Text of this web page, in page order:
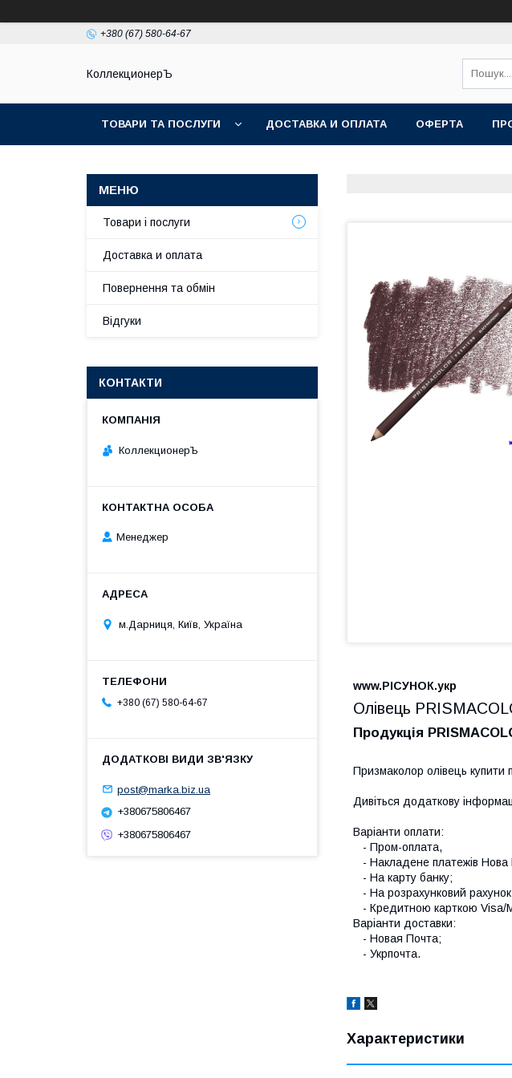
+380 (67) 580-64-67
КоллекционерЪ
ТОВАРИ ТА ПОСЛУГИ ДОСТАВКА И ОПЛАТА ОФЕРТА
www.РІСУНОК.укр
Олівець
Продукція
Призмаколор олівець купити
Дивіться додаткову
Варіанти оплати:
- Пром-оплата,
- Накладене платежів
- На карту банку;
- На розрахунковий
- Кредитною карткою Visa/
Варіанти доставки:
- Новая Почта;
- Укрпочта.
Характеристики
Товари і послуги
Доставка и оплата
Повернення та обмін
Відгуки
КОНТАКТИ
КоллекционерЪ
Менеджер
м.Дарниця, Київ, Україна
+380 (67) 580-64-67
post@marka.biz.ua
+380675806467
+380675806467